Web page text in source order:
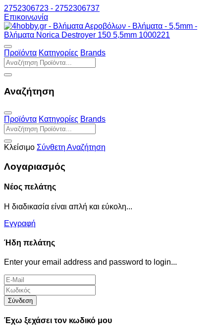
2752306723 - 2752306737
Επικοινωνία
Προϊόντα Κατηγορίες Brands
Αναζήτηση
Προϊόντα Κατηγορίες Brands
Κλείσιμο Σύνθετη Αναζήτηση
Λογαριασμός
Νέος πελάτης
Η διαδικασία είναι απλή και εύκολη...
Εγγραφή
Ήδη πελάτης
Enter your email address and password to login...
Σύνδεση
Έχω ξεχάσει τον κωδικό μου